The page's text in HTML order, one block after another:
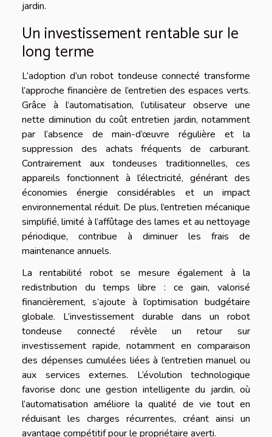
jardin.
Un investissement rentable sur le
long terme
L’adoption d’un robot tondeuse connecté transforme
l’approche financière de l’entretien des espaces verts.
Grâce à l’automatisation, l’utilisateur observe une
nette diminution du coût entretien jardin, notamment
par l’absence de main-d’œuvre régulière et la
suppression des achats fréquents de carburant.
Contrairement aux tondeuses traditionnelles, ces
appareils fonctionnent à l’électricité, générant des
économies énergie considérables et un impact
environnemental réduit. De plus, l’entretien mécanique
simplifié, limité à l’affûtage des lames et au nettoyage
périodique, contribue à diminuer les frais de
maintenance annuels.
La rentabilité robot se mesure également à la
redistribution du temps libre : ce gain, valorisé
financièrement, s’ajoute à l’optimisation budgétaire
globale. L’investissement durable dans un robot
tondeuse connecté révèle un retour sur
investissement rapide, notamment en comparaison
des dépenses cumulées liées à l’entretien manuel ou
aux services externes. L’évolution technologique
favorise donc une gestion intelligente du jardin, où
l’automatisation améliore la qualité de vie tout en
réduisant les charges récurrentes, créant ainsi un
avantage compétitif pour le propriétaire averti.